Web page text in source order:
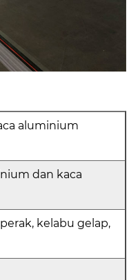
aluminium
dan kaca
kelabu gelap,